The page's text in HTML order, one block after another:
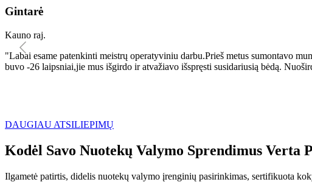
Gintarė
Kauno raj.
"Labai esame patenkinti meistrų operatyviniu darbu.Prieš metus sumontavo
buvo -26 laipsniai,jie mus išgirdo ir atvažiavo išspręsti susidariusią bėdą.
DAUGIAU ATSILIEPIMŲ
Kodėl Savo Nuotekų Valymo Sprendimus Verta
Ilgametė patirtis, didelis nuotekų valymo įrenginių pasirinkimas, sertifikuota